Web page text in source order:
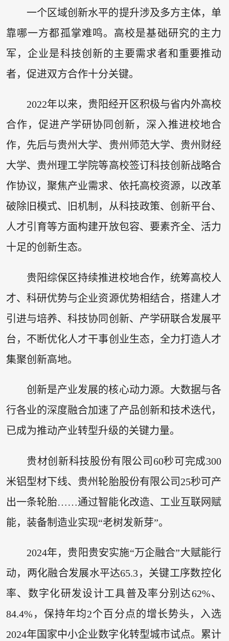
一个区域创新水平的提升涉及多方主体，单
靠哪一方都孤掌难鸣。高校是基础研究的主力
军，企业是科技创新的主要需求者和重要推动
者，促进双方合作十分关键。
2022年以来，贵阳经开区积极与省内外高校
合作，促进产学研协同创新，深入推进校地合
作，先后与贵州大学、贵州师范大学、贵州财经
大学、贵州理工学院等高校签订科技创新战略合
作协议，聚焦产业需求、依托高校资源，以改革
破除旧模式、旧机制，从科技政策、创新平台、
人才引育等方面构建开放包容、要素齐全、活力
十足的创新生态。
贵阳综保区持续推进校地合作，统筹高校人
才、科研优势与企业资源优势相结合，搭建人才
引进与培养、科技协同创新、产学研联合发展平
台，不断优化人才干事创业生态，全力打造人才
集聚创新高地。
创新是产业发展的核心动力源。大数据与各
行各业的深度融合加速了产品创新和技术迭代，
已成为推动产业转型升级的关键力量。
贵材创新科技股份有限公司60秒可完成300
米铝型材下线、贵州轮胎股份有限公司25秒可产
出一条轮胎……通过智能化改造、工业互联网赋
能，装备制造业实现“老树发新芽”。
2024年，贵阳贵安实施“万企融合”大赋能行
动，两化融合发展水平达65.3，关键工序数控化
率、数字化研发设计工具普及率分别达62%、
84.4%，保持年均2个百分点的增长势头，入选
2024年国家中小企业数字化转型城市试点。累计